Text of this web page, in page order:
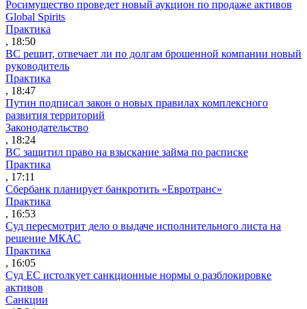
Росимущество проведет новый аукцион по продаже активов
Global Spirits
Практика
, 18:50
ВС решит, отвечает ли по долгам брошенной компании новый
руководитель
Практика
, 18:47
Путин подписал закон о новых правилах комплексного
развития территорий
Законодательство
, 18:24
ВС защитил право на взыскание займа по расписке
Практика
, 17:11
Сбербанк планирует банкротить «Евротранс»
Практика
, 16:53
Суд пересмотрит дело о выдаче исполнительного листа на
решение МКАС
Практика
, 16:05
Суд ЕС истолкует санкционные нормы о разблокировке
активов
Санкции